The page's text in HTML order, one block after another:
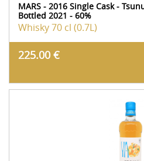
MARS - 2016 Single Cask -
Bottled 2021 - 60%
Whisky70 cl (0.7L)
225.00 €